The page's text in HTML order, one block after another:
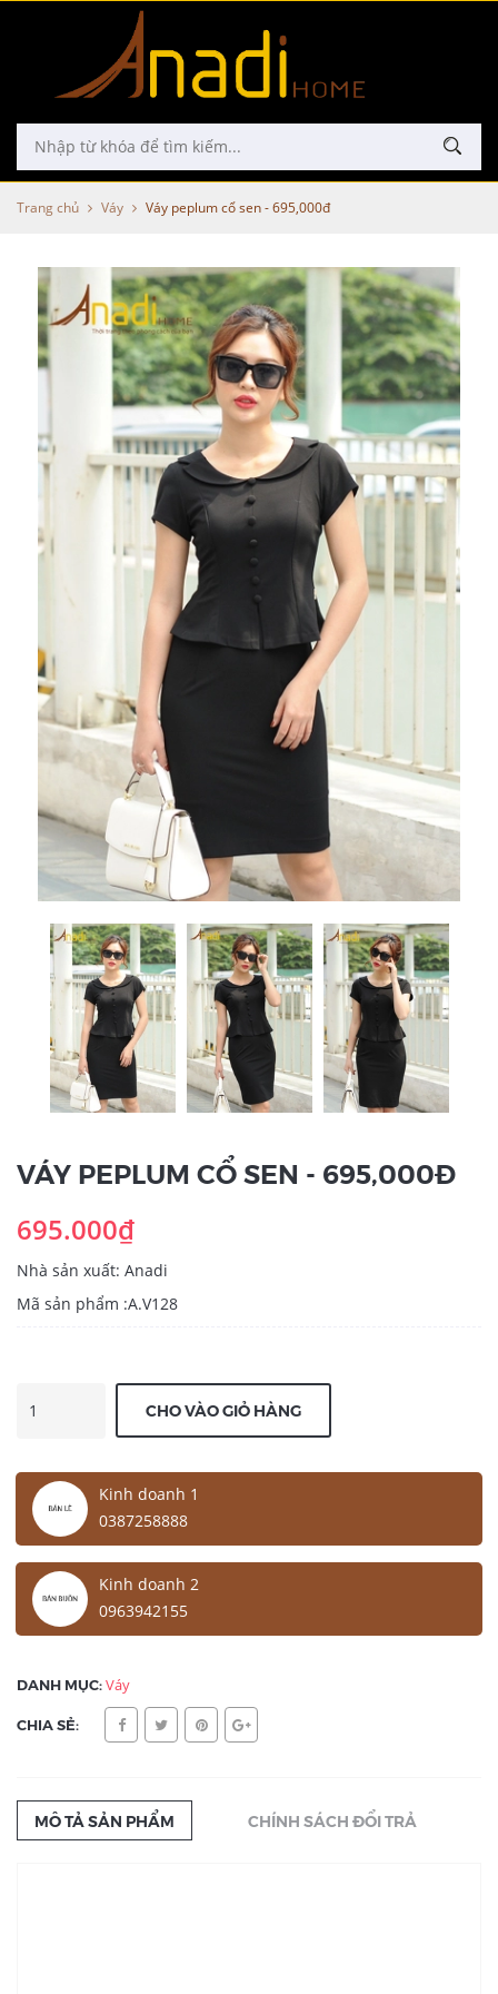
Trang chủ Váy Váy peplum cổ sen - 695,000đ
VÁY PEPLUM CỔ SEN - 695,000Đ
695.000₫
Nhà sản xuất: Anadi
Mã sản phẩm :A.V128
CHO VÀO GIỎ HÀNG
Kinh doanh 1
0387258888
Kinh doanh 2
0963942155
DANH MỤC:Váy
CHIA SẺ:
MÔ TẢ SẢN PHẨM CHÍNH SÁCH ĐỔI TRẢ